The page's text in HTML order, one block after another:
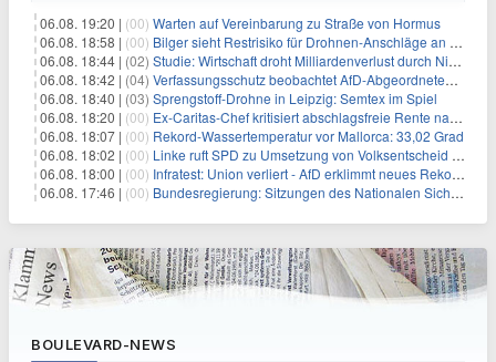
06.08. 19:20 | (00) Warten auf Vereinbarung zu Straße von Hormus
06.08. 18:58 | (00) Bilger sieht Restrisiko für Drohnen-Anschläge an Flughäfen
06.08. 18:44 | (02) Studie: Wirtschaft droht Milliardenverlust durch Niedrigwasser
06.08. 18:42 | (04) Verfassungsschutz beobachtet AfD-Abgeordneten Nolte
06.08. 18:40 | (03) Sprengstoff-Drohne in Leipzig: Semtex im Spiel
06.08. 18:20 | (00) Ex-Caritas-Chef kritisiert abschlagsfreie Rente nach 45 Jahren
06.08. 18:07 | (00) Rekord-Wassertemperatur vor Mallorca: 33,02 Grad
06.08. 18:02 | (00) Linke ruft SPD zu Umsetzung von Volksentscheid auf
06.08. 18:00 | (00) Infratest: Union verliert - AfD erklimmt neues Rekordhoch
06.08. 17:46 | (00) Bundesregierung: Sitzungen des Nationalen Sicherheitsrates geheim
BOULEVARD-NEWS